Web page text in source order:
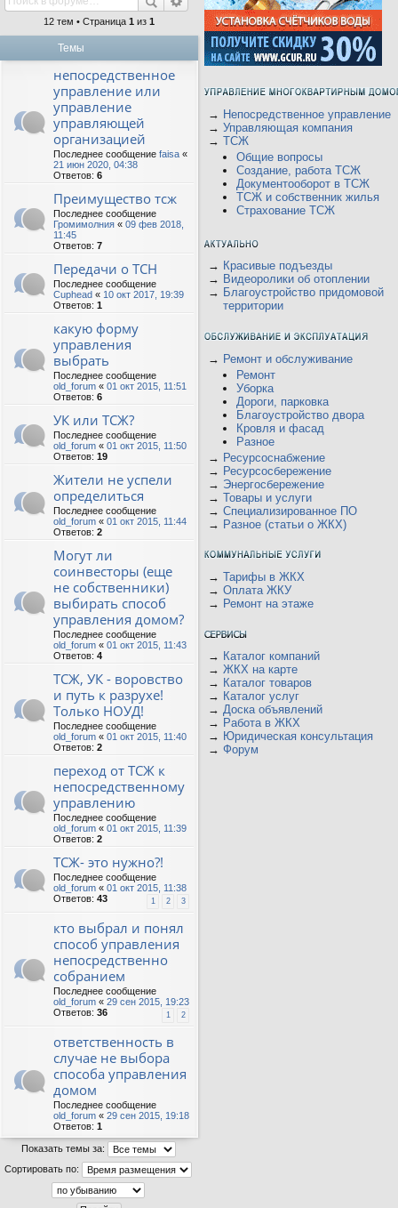
12 тем • Страница 1 из 1
Темы
непосредственное
управление или
управление
управляющей
организацией
Последнее сообщение faisa «
21 июн 2020, 04:38
Ответов: 6
Преимущество тсж
Последнее сообщение
Громимолния « 09 фев 2018,
11:45
Ответов: 7
Передачи о ТСН
Последнее сообщение
Cuphead « 10 окт 2017, 19:39
Ответов: 1
какую форму
управления
выбрать
Последнее сообщение
old_forum « 01 окт 2015, 11:51
Ответов: 6
УК или ТСЖ?
Последнее сообщение
old_forum « 01 окт 2015, 11:50
Ответов: 19
Жители не успели
определиться
Последнее сообщение
old_forum « 01 окт 2015, 11:44
Ответов: 2
Могут ли
соинвесторы (еще
не собственники)
выбирать способ
управления домом?
Последнее сообщение
old_forum « 01 окт 2015, 11:43
Ответов: 4
ТСЖ, УК - воровство
и путь к разрухе!
Только НОУД!
Последнее сообщение
old_forum « 01 окт 2015, 11:40
Ответов: 2
переход от ТСЖ к
непосредственному
управлению
Последнее сообщение
old_forum « 01 окт 2015, 11:39
Ответов: 2
ТСЖ- это нужно?!
Последнее сообщение
old_forum « 01 окт 2015, 11:38
Ответов: 43 1 2 3
кто выбрал и понял
способ управления
непосредственно
собранием
Последнее сообщение
old_forum « 29 сен 2015, 19:23
Ответов: 36 1 2
ответственность в
случае не выбора
способа управления
домом
Последнее сообщение
old_forum « 29 сен 2015, 19:18
Ответов: 1
Показать темы за:
Сортировать по:
→ Непосредственное управление
→ Управляющая компания
→ ТСЖ
Общие вопросы
Создание, работа ТСЖ
Документооборот в ТСЖ
ТСЖ и собственник жилья
Страхование ТСЖ
→ Красивые подъезды
→ Видеоролики об отоплении
→ Благоустройство придомовой
территории
→ Ремонт и обслуживание
Ремонт
Уборка
Дороги, парковка
Благоустройство двора
Кровля и фасад
Разное
→ Ресурсоснабжение
→ Ресурсосбережение
→ Энергосбережение
→ Товары и услуги
→ Специализированное ПО
→ Разное (статьи о ЖКХ)
→ Тарифы в ЖКХ
→ Оплата ЖКУ
→ Ремонт на этаже
→ Каталог компаний
→ ЖКХ на карте
→ Каталог товаров
→ Каталог услуг
→ Доска объявлений
→ Работа в ЖКХ
→ Юридическая консультация
→ Форум